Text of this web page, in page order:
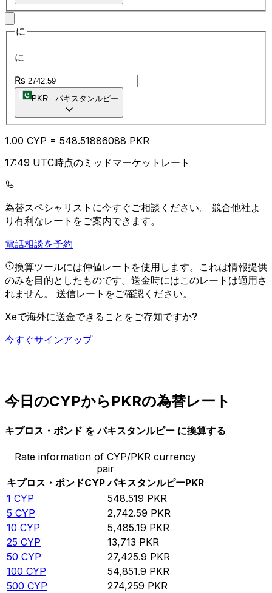
に
に
₨
PKR - パキスタンルピー
1.00 CYP = 548.51886088 PKR
17:49 UTC時点のミッドマーケットレート
為替スペシャリストに今すぐご相談ください。 競合他社よ
り有利なレートをご案内できます。
電話相談を予約
換算ツールには仲値レートを使用します。これは情報提供
のみを目的としたものです。送金時にはこのレートは適用さ
れません。 送信レートをご確認ください。
Xeで海外に送金できることをご存知ですか?
今すぐサインアップ
今日のCYPからPKRの為替レート
キプロス・ポンド を パキスタンルピー に換算する
Rate information of CYP/PKR currency
pair
キプロス・ポンドCYP パキスタンルピーPKR
1 CYP 548.519 PKR
5 CYP 2,742.59 PKR
10 CYP 5,485.19 PKR
25 CYP 13,713 PKR
50 CYP 27,425.9 PKR
100 CYP 54,851.9 PKR
500 CYP 274,259 PKR